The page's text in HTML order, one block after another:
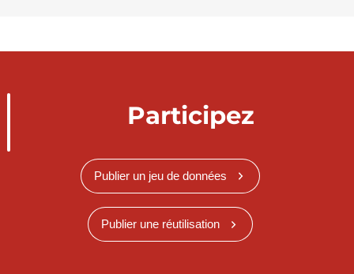
Participez
Publier un jeu de données
Publier une réutilisation